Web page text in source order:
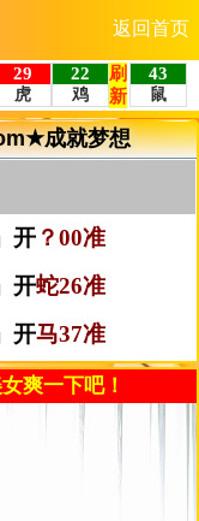
返回首页
成就梦想
开 ？00准
开蛇26准
开马37准
爽一下吧！